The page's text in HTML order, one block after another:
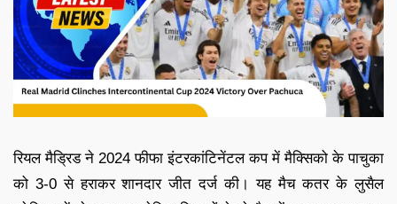
रियल मैड्रिड ने 2024 फीफा इंटरकांटिनेंटल कप में मैक्सिको के पाचुका
को 3-0 से हराकर शानदार जीत दर्ज की। यह मैच कतर के लुसैल